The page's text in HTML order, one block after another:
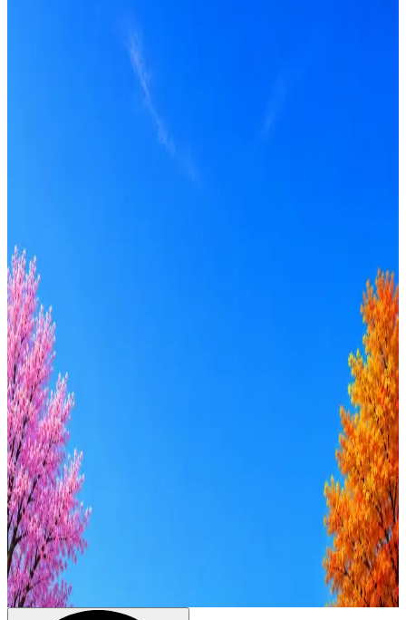
Формат
Удалённо
Грейд
Intern
Зарплата
от 50к
от 350к
Стратегия поиска с AI: рынки, позиции, вилка, каналы
Ежедневный подбор из 600+ источников
AI генерация сопроводительных писем